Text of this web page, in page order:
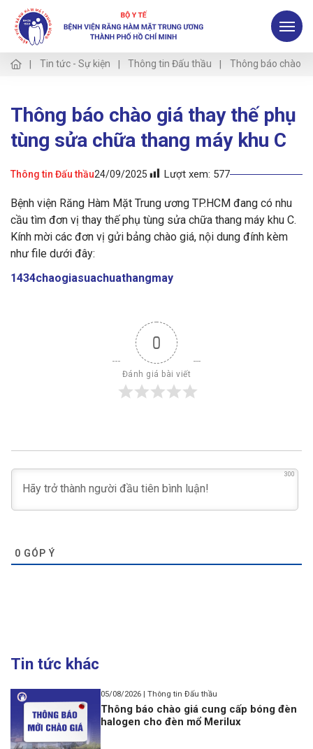
Tin tức - Sự kiện Thông tin Đấu thầu Thông báo chào
Thông báo chào giá thay thế phụ
tùng sửa chữa thang máy khu C
Thông tin Đấu thầu24/09/2025 Lượt xem: 577
Bệnh viện Răng Hàm Mặt Trung ương TP.HCM đang có nhu
cầu tìm đơn vị thay thế phụ tùng sửa chữa thang máy khu C.
Kính mời các đơn vị gửi bảng chào giá, nội dung đính kèm
như file dưới đây:
1434chaogiasuachuathangmay
0
Đánh giá bài viết
300
0 GÓP Ý
Tin tức khác
05/08/2026 | Thông tin Đấu thầu
Thông báo chào giá cung cấp bóng đèn
halogen cho đèn mổ Merilux